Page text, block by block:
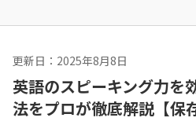
更新日：2025年8月8日
英語のスピーキング力を
法をプロが徹底解説【保